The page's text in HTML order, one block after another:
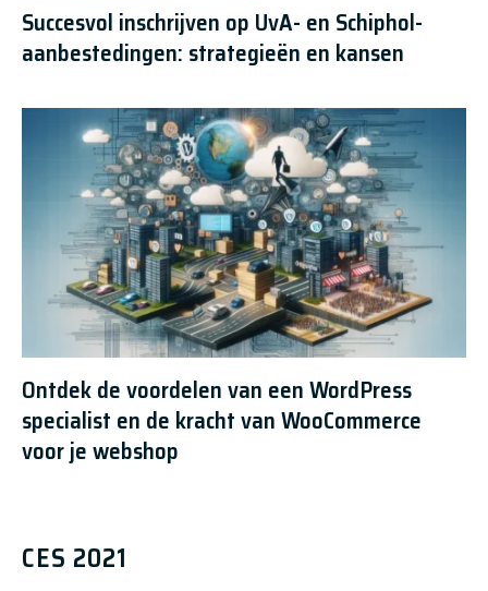
Succesvol inschrijven op UvA- en Schiphol-
aanbestedingen: strategieën en kansen
Ontdek de voordelen van een WordPress
specialist en de kracht van WooCommerce
voor je webshop
CES 2021